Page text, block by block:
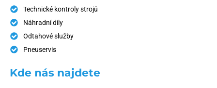
Technické kontroly strojů
Náhradní díly
Odtahové služby
Pneuservis
Kde nás najdete